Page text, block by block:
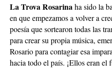
La Trova Rosarinaha sido la
en que empezamos a volver a
poesía que sortearon todas las
para crear su propia música,
Rosario para contagiar esa
hacia todo el país. ¡Ellos eran el